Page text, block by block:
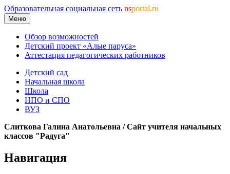
Образовательная социальная сеть nsportal.ru
Меню
Обзор возможностей
Детский проект «Алые паруса»
Аттестация педагогических работников
Детский сад
Начальная школа
Школа
НПО и СПО
ВУЗ
Слиткова Галина Анатольевна / Сайт учителя начальных
классов "Радуга"
Навигация